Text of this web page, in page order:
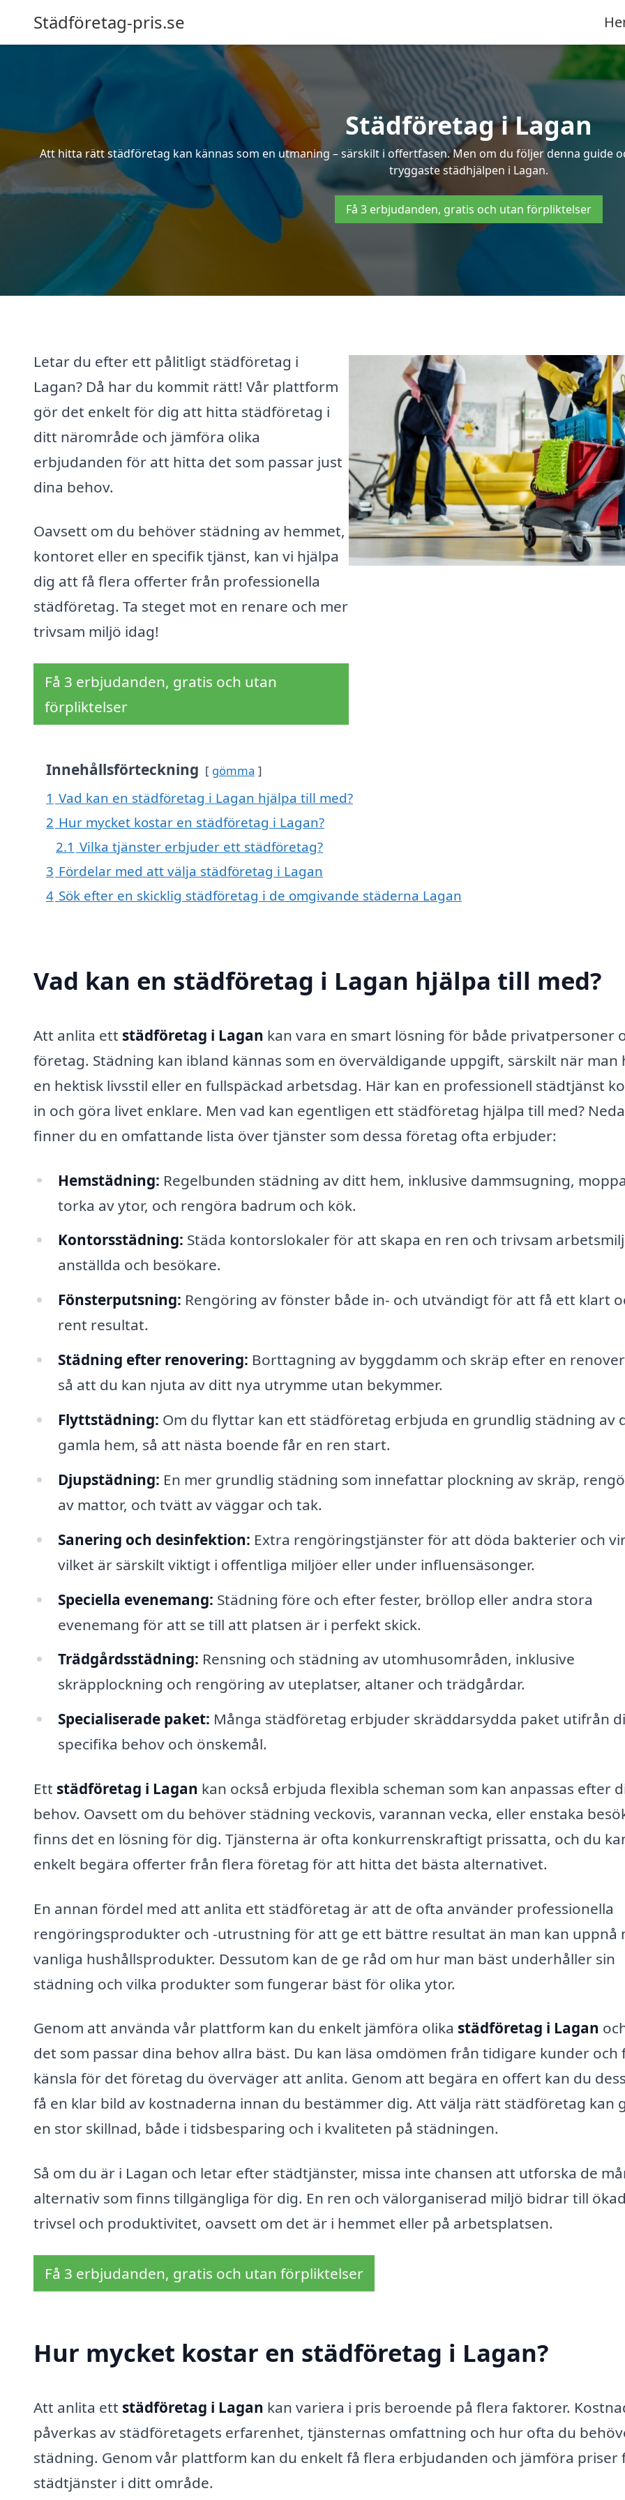
Städföretag-pris.se
Städföretag i Lagan
Att hitta rätt städföretag kan kännas som en utmaning – särskilt i offertfasen. Men om du följer denna guide
tryggaste städhjälpen i Lagan.
Få 3 erbjudanden, gratis och utan förpliktelser
Letar du efter ett pålitligt städföretag i
Lagan? Då har du kommit rätt! Vår plattform
gör det enkelt för dig att hitta städföretag i
ditt närområde och jämföra olika
erbjudanden för att hitta det som passar just
dina behov.
Oavsett om du behöver städning av hemmet,
kontoret eller en specifik tjänst, kan vi hjälpa
dig att få flera offerter från professionella
städföretag. Ta steget mot en renare och mer
trivsam miljö idag!
Få 3 erbjudanden, gratis och utan
förpliktelser
Innehållsförteckning gömma
1 Vad kan en städföretag i Lagan hjälpa till med?
2 Hur mycket kostar en städföretag i Lagan?
2.1 Vilka tjänster erbjuder ett städföretag?
3 Fördelar med att välja städföretag i Lagan
4 Sök efter en skicklig städföretag i de omgivande städerna Lagan
Vad kan en städföretag i Lagan hjälpa till med?
Att anlita ett städföretag i Lagan kan vara en smart lösning för både privatpersoner
företag. Städning kan ibland kännas som en överväldigande uppgift, särskilt när man
en hektisk livsstil eller en fullspäckad arbetsdag. Här kan en professionell städtjänst
in och göra livet enklare. Men vad kan egentligen ett städföretag hjälpa till med?
finner du en omfattande lista över tjänster som dessa företag ofta erbjuder:
Hemstädning: Regelbunden städning av ditt hem, inklusive dammsugning,
torka av ytor, och rengöra badrum och kök.
Kontorsstädning: Städa kontorslokaler för att skapa en ren och trivsam
anställda och besökare.
Fönsterputsning: Rengöring av fönster både in- och utvändigt för att få ett klart
rent resultat.
Städning efter renovering: Borttagning av byggdamm och skräp efter en
så att du kan njuta av ditt nya utrymme utan bekymmer.
Flyttstädning: Om du flyttar kan ett städföretag erbjuda en grundlig städning av
gamla hem, så att nästa boende får en ren start.
Djupstädning: En mer grundlig städning som innefattar plockning av skräp,
av mattor, och tvätt av väggar och tak.
Sanering och desinfektion: Extra rengöringstjänster för att döda bakterier och
vilket är särskilt viktigt i offentliga miljöer eller under influensäsonger.
Speciella evenemang: Städning före och efter fester, bröllop eller andra stora
evenemang för att se till att platsen är i perfekt skick.
Trädgårdsstädning: Rensning och städning av utomhusområden, inklusive
skräpplockning och rengöring av uteplatser, altaner och trädgårdar.
Specialiserade paket: Många städföretag erbjuder skräddarsydda paket utifrån
specifika behov och önskemål.
Ett städföretag i Lagan kan också erbjuda flexibla scheman som kan anpassas efter
behov. Oavsett om du behöver städning veckovis, varannan vecka, eller enstaka
finns det en lösning för dig. Tjänsterna är ofta konkurrenskraftigt prissatta, och du
enkelt begära offerter från flera företag för att hitta det bästa alternativet.
En annan fördel med att anlita ett städföretag är att de ofta använder professionella
rengöringsprodukter och -utrustning för att ge ett bättre resultat än man kan uppnå
vanliga hushållsprodukter. Dessutom kan de ge råd om hur man bäst underhåller sin
städning och vilka produkter som fungerar bäst för olika ytor.
Genom att använda vår plattform kan du enkelt jämföra olika städföretag i Lagan
det som passar dina behov allra bäst. Du kan läsa omdömen från tidigare kunder och
känsla för det företag du överväger att anlita. Genom att begära en offert kan du
få en klar bild av kostnaderna innan du bestämmer dig. Att välja rätt städföretag kan
en stor skillnad, både i tidsbesparing och i kvaliteten på städningen.
Så om du är i Lagan och letar efter städtjänster, missa inte chansen att utforska de
alternativ som finns tillgängliga för dig. En ren och välorganiserad miljö bidrar till ökad
trivsel och produktivitet, oavsett om det är i hemmet eller på arbetsplatsen.
Få 3 erbjudanden, gratis och utan förpliktelser
Hur mycket kostar en städföretag i Lagan?
Att anlita ett städföretag i Lagan kan variera i pris beroende på flera faktorer.
påverkas av städföretagets erfarenhet, tjänsternas omfattning och hur ofta du
städning. Genom vår plattform kan du enkelt få flera erbjudanden och jämföra priser
städtjänster i ditt område.